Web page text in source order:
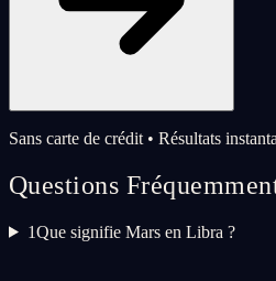
Sans carte de crédit • Résultats
Questions
1Que signifie Mars en Libra ?